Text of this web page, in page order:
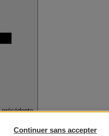
Continuer sans accepter